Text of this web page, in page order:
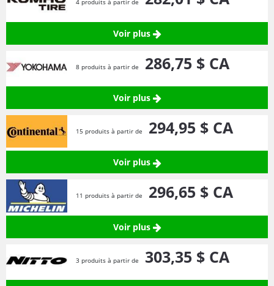
4 produits à partir de
Voir plus
8 produits à partir de 286,75 $ CA
Voir plus
15 produits à partir de 294,95 $ CA
Voir plus
11 produits à partir de 296,65 $ CA
Voir plus
3 produits à partir de 303,35 $ CA